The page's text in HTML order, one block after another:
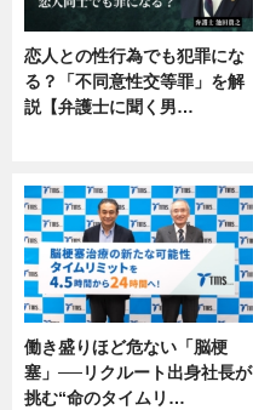
恋人との性行為でも犯罪にな
る？「不同意性交等罪」を解
説【弁護士に聞く男…
働き盛りほど危ない「脳梗
塞」──リクルート出身社長が
挑む“命のタイムリ…